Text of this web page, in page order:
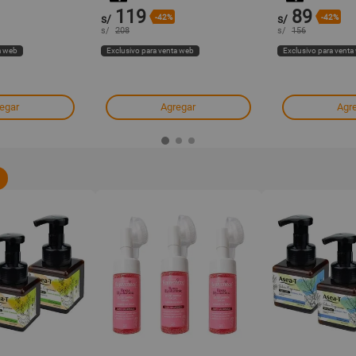
web
s/ 119 -42%
s/ 208
Exclusivo para venta web
Agregar
s/ 89 -42%
s/ 156
Exclusivo para venta